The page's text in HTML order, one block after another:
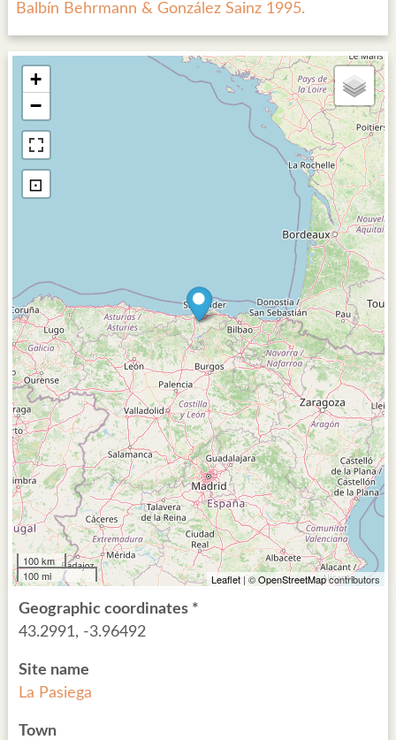
Balbín Behrmann & González Sainz 1995.
+
−
⊡
100 km
100 mi
Leaflet| ©OpenStreetMapcontributors
Geographic coordinates *
43.2991, -3.96492
Site name
La Pasiega
Town